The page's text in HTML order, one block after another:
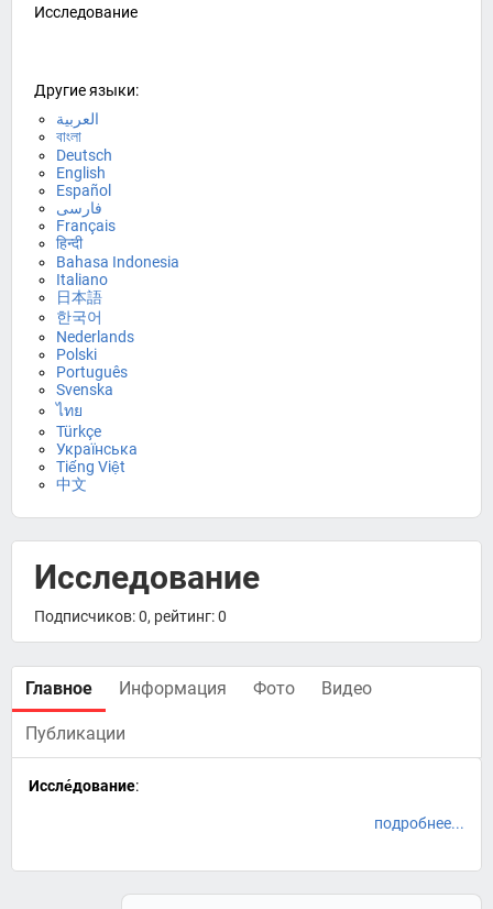
Исследование
Другие языки:
العربية
বাংলা
Deutsch
English
Español
فارسی
Français
हिन्दी
Bahasa Indonesia
Italiano
日本語
한국어
Nederlands
Polski
Português
Svenska
ไทย
Türkçe
Українська
Tiếng Việt
中文
Исследование
Подписчиков: 0, рейтинг: 0
Главное Информация Фото Видео
Публикации
Иссле́дование:
подробнее...